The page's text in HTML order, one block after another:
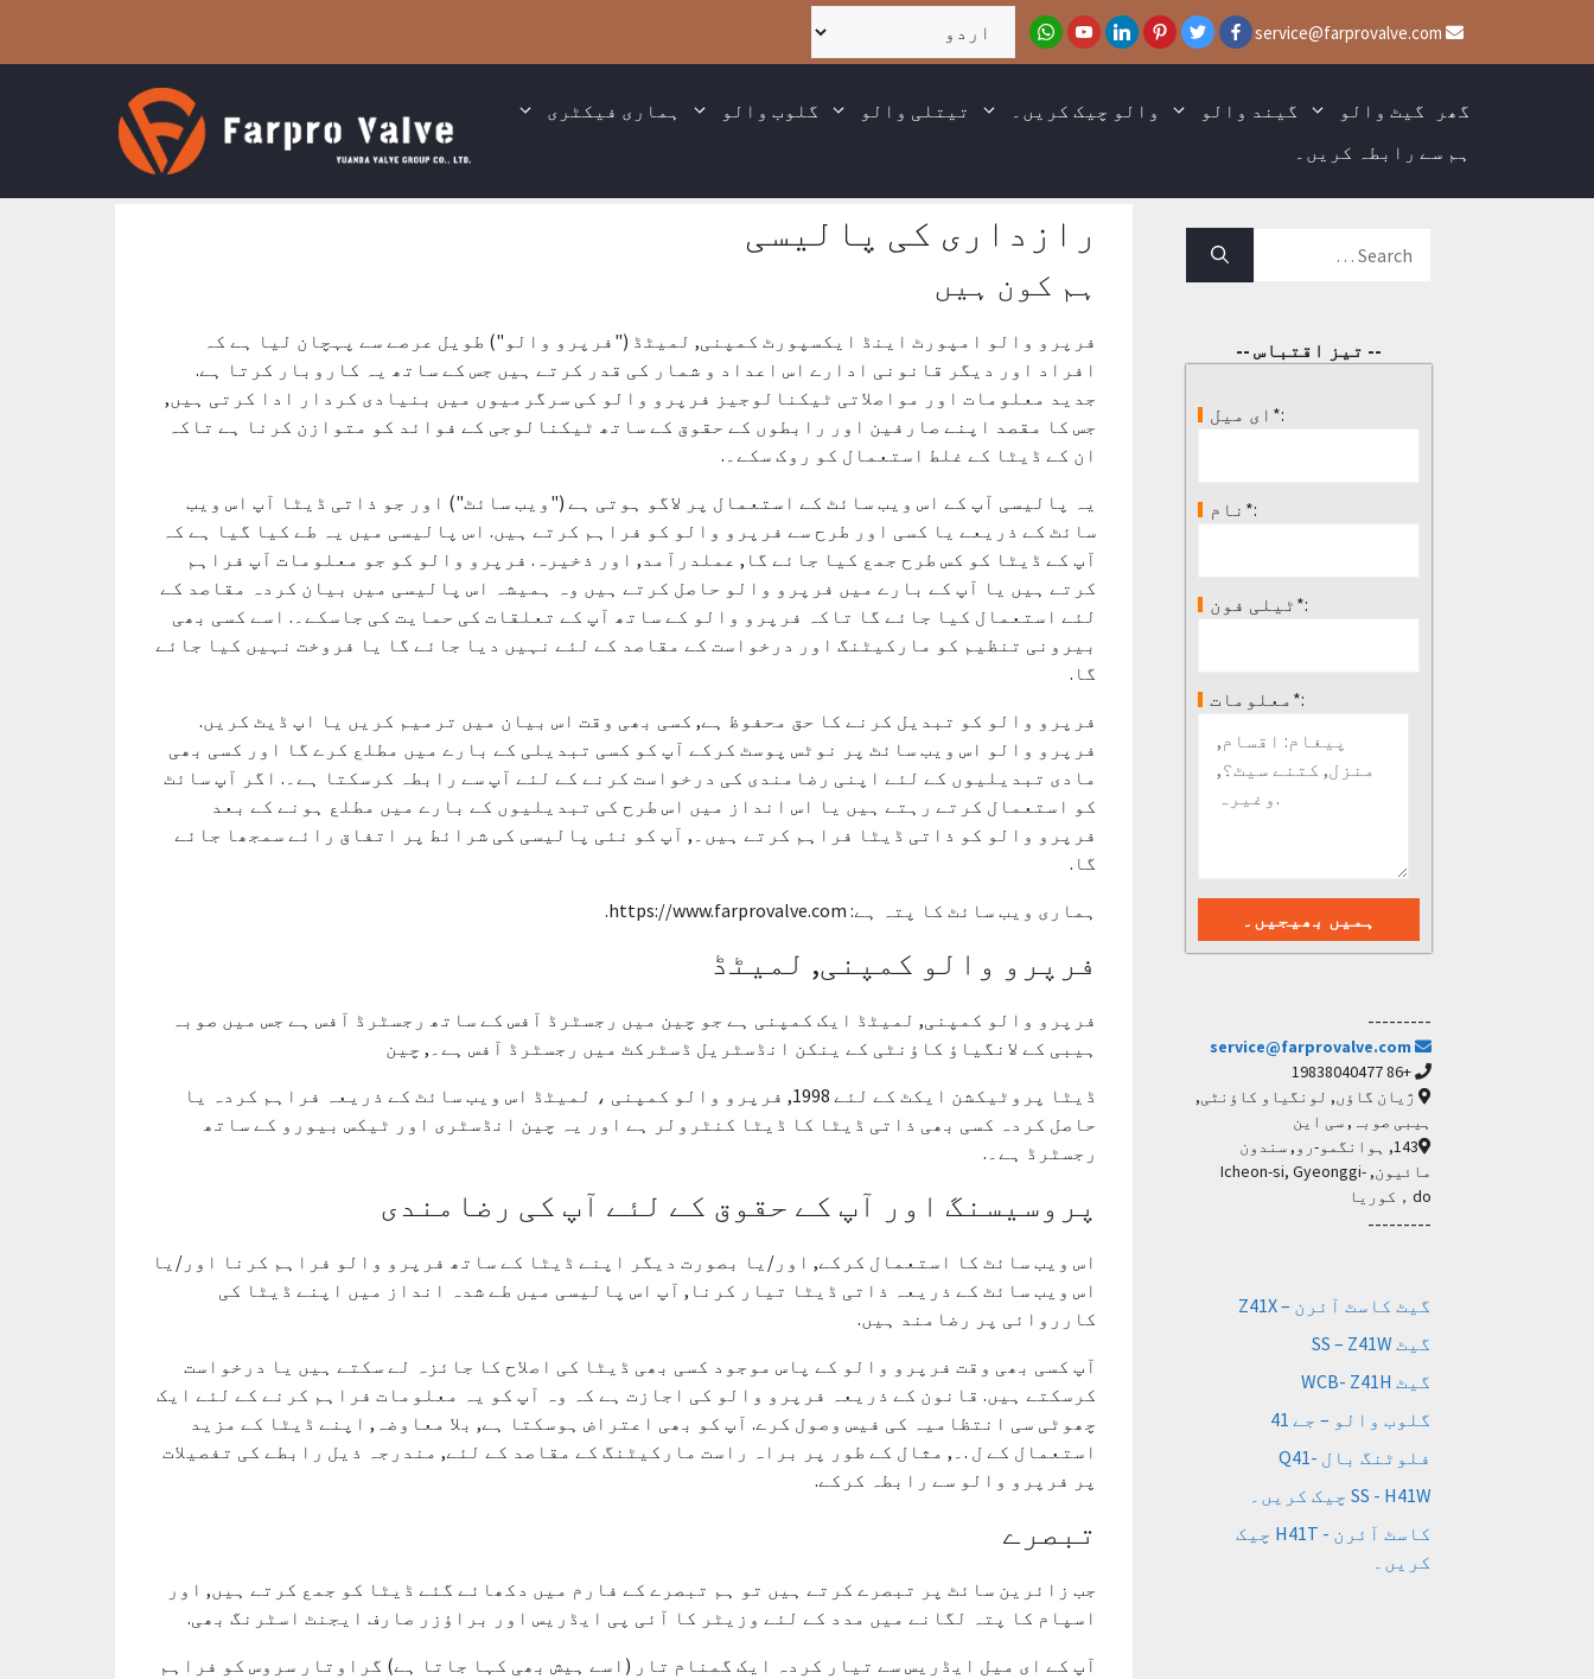
جائیں۔
گھر گیٹ والو گیند والو والو چیک کریں۔ تیتلی والو گلوب والو
ہماری فیکٹری
ہم سے رابطہ کریں۔
رازداری کی پالیسی
ہم کون ہیں
فرپرو والو امپورٹ اینڈ ایکسپورٹ کمپنی, لمیٹڈ ("فرپرو والو") طویل عرصے سے پہچان لیا ہے کہ
افراد اور دیگر قانونی ادارے اس اعداد و شمار کی قدر کرتے ہیں جس کے ساتھ یہ کاروبار کرتا ہے.
جدید معلومات اور مواصلاتی ٹیکنالوجیز فرپرو والو کی سرگرمیوں میں بنیادی کردار ادا کرتی ہیں,
جس کا مقصد اپنے صارفین اور رابطوں کے حقوق کے ساتھ ٹیکنالوجی کے فوائد کو متوازن کرنا ہے تاکہ
ان کے ڈیٹا کے غلط استعمال کو روک سکے۔.
یہ پالیسی آپ کے اس ویب سائٹ کے استعمال پر لاگو ہوتی ہے ("ویب سائٹ") اور جو ذاتی ڈیٹا آپ اس ویب
سائٹ کے ذریعے یا کسی اور طرح سے فرپرو والو کو فراہم کرتے ہیں. اس پالیسی میں یہ طے کیا گیا ہے کہ
آپ کے ڈیٹا کو کس طرح جمع کیا جائے گا, عملدرآمد, اور ذخیرہ. فرپرو والو کو جو معلومات آپ فراہم
کرتے ہیں یا آپ کے بارے میں فرپرو والو حاصل کرتے ہیں وہ ہمیشہ اس پالیسی میں بیان کردہ مقاصد کے
لئے استعمال کیا جائے گا تاکہ فرپرو والو کے ساتھ آپ کے تعلقات کی حمایت کی جاسکے۔. اسے کسی بھی
بیرونی تنظیم کو مارکیٹنگ اور درخواست کے مقاصد کے لئے نہیں دیا جائے گا یا فروخت نہیں کیا جائے
گا.
فرپرو والو کو تبدیل کرنے کا حق محفوظ ہے, کسی بھی وقت اس بیان میں ترمیم کریں یا اپ ڈیٹ کریں.
فرپرو والو اس ویب سائٹ پر نوٹس پوسٹ کرکے آپ کو کسی تبدیلی کے بارے میں مطلع کرے گا اور کسی بھی
مادی تبدیلیوں کے لئے اپنی رضامندی کی درخواست کرنے کے لئے آپ سے رابطہ کرسکتا ہے۔. اگر آپ سائٹ
کو استعمال کرتے رہتے ہیں یا اس انداز میں اس طرح کی تبدیلیوں کے بارے میں مطلع ہونے کے بعد
فرپرو والو کو ذاتی ڈیٹا فراہم کرتے ہیں۔, آپ کو نئی پالیسی کی شرائط پر اتفاق رائے سمجھا جائے
گا.
ہماری ویب سائٹ کا پتہ ہے: https://www.farprovalve.com.
فرپرو والو کمپنی, لمیٹڈ
فرپرو والو کمپنی, لمیٹڈ ایک کمپنی ہے جو چین میں رجسٹرڈ آفس کے ساتھ رجسٹرڈ آفس ہے جس میں صوبہ
ہیبی کے لانگیاؤ کاؤنٹی کے ینکن انڈسٹریل ڈسٹرکٹ میں رجسٹرڈ آفس ہے۔, چین
ڈیٹا پروٹیکشن ایکٹ کے لئے 1998, فرپرو والو کمپنی ، لمیٹڈ اس ویب سائٹ کے ذریعہ فراہم کردہ یا
حاصل کردہ کسی بھی ذاتی ڈیٹا کا ڈیٹا کنٹرولر ہے اور یہ چین انڈسٹری اور ٹیکس بیورو کے ساتھ
رجسٹرڈ ہے۔.
پروسیسنگ اور آپ کے حقوق کے لئے آپ کی رضامندی
اس ویب سائٹ کا استعمال کرکے, اور/یا بصورت دیگر اپنے ڈیٹا کے ساتھ فرپرو والو فراہم کرنا اور/یا
اس ویب سائٹ کے ذریعہ ذاتی ڈیٹا تیار کرنا, آپ اس پالیسی میں طے شدہ انداز میں اپنے ڈیٹا کی
کارروائی پر رضامند ہیں.
آپ کسی بھی وقت فرپرو والو کے پاس موجود کسی بھی ڈیٹا کی اصلاح کا جائزہ لے سکتے ہیں یا درخواست
کرسکتے ہیں. قانون کے ذریعہ فرپرو والو کی اجازت ہے کہ وہ آپ کو یہ معلومات فراہم کرنے کے لئے ایک
چھوٹی سی انتظامیہ کی فیس وصول کرے. آپ کو بھی اعتراض ہوسکتا ہے, بلا معاوضہ, اپنے ڈیٹا کے مزید
استعمال کے ل .۔, مثال کے طور پر براہ راست مارکیٹنگ کے مقاصد کے لئے, مندرجہ ذیل رابطے کی تفصیلات
پر فرپرو والو سے رابطہ کرکے.
تبصرے
جب زائرین سائٹ پر تبصرے کرتے ہیں تو ہم تبصرے کے فارم میں دکھائے گئے ڈیٹا کو جمع کرتے ہیں, اور
اسپام کا پتہ لگانے میں مدد کے لئے وزیٹر کا آئی پی ایڈریس اور براؤزر صارف ایجنٹ اسٹرنگ بھی.
آپ کے ای میل ایڈریس سے تیار کردہ ایک گمنام تار (اسے ہیش بھی کہا جاتا ہے) گراوتار سروس کو فراہم
کریں۔:
-- تیز اقتباس --
ای میل*:
نام*:
ٹیلی فون*:
معلومات*:
---------
service@farprovalve.com
+86 19838040477
ژیان گاؤں, لونگیاو کاؤنٹی,
ہیبی صوبہ, سی این
143, ہوانگمو-رو, سندون
مائیون, Icheon-si, Gyeonggi-
do，کوریا
---------
گیٹ کاسٹ آئرن – Z41X
گیٹ SS – Z41W
گیٹ WCB- Z41H
گلوب والو – جے 41
فلوٹنگ بال -Q41
SS - H41W چیک کریں۔
کاسٹ آئرن - H41T چیک
کریں۔